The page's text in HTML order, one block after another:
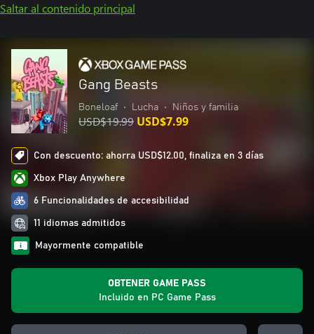
Saltar al contenido principal
Gang Beasts
Boneloaf • Lucha • Niños y familia
USD$19.99 USD$7.99
Con descuento: ahorra USD$12.00, finaliza en 3 días
Xbox Play Anywhere
6 Funcionalidades de accesibilidad
11 idiomas admitidos
Mayormente compatible
OBTENER GAME PASS
Incluido en PC Game Pass